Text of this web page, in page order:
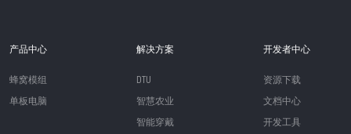
产品中心
蜂窝模组
单板电脑
解决方案
DTU
智慧农业
智能穿戴
开发者中心
资源下载
文档中心
开发工具